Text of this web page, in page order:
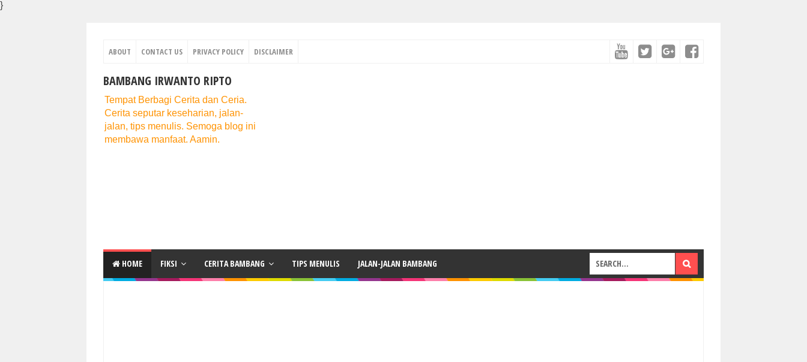
}
ABOUT CONTACT US PRIVACY POLICY DISCLAIMER
BAMBANG IRWANTO RIPTO
Tempat Berbagi Cerita dan Ceria.
Cerita seputar keseharian, jalan-
jalan, tips menulis. Semoga blog ini
membawa manfaat. Aamin.
HOME FIKSI CERITA BAMBANG TIPS MENULIS JALAN-JALAN BAMBANG